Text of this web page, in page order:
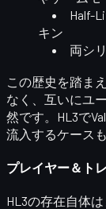
Half-
キン
両シ
この歴史を踏ま
なく、互いにユ
然です。HL3で
流入するケース
プレイヤー＆ト
HL3の存在自体